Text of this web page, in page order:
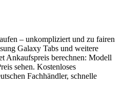
– unkompliziert und zu fairen
Galaxy Tabs und weitere
Ankaufspreis berechnen: Modell
sehen. Kostenloses
Fachhändler, schnelle